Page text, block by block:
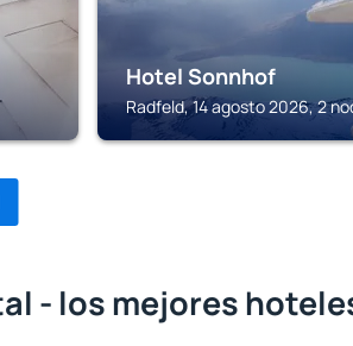
Hotel Sonnhof
Radfeld, 14 agosto 2026, 2
- los mejores